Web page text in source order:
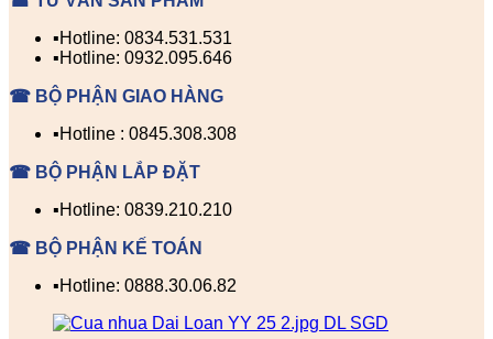
▪️Hotline: 0834.531.531
▪️Hotline: 0932.095.646
☎ BỘ PHẬN GIAO HÀNG
▪️Hotline : 0845.308.308
☎ BỘ PHẬN LẮP ĐẶT
▪️Hotline: 0839.210.210
☎ BỘ PHẬN KẾ TOÁN
▪️Hotline: 0888.30.06.82